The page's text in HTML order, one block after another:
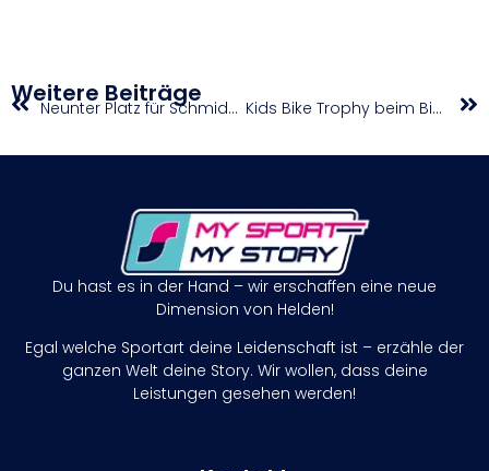
Weitere Beiträge Neunter Platz für Schmidbauer/Wafler im Madison der EM in Heusden-Zolder Kids Bike Trophy beim Bike Festival in Wien
Du hast es in der Hand – wir erschaffen eine neue
Dimension von Helden!
Egal welche Sportart deine Leidenschaft ist – erzähle der
ganzen Welt deine Story. Wir wollen, dass deine
Leistungen gesehen werden!